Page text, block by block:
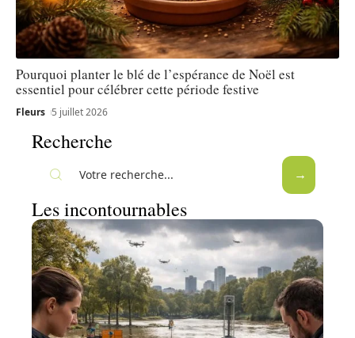
Pourquoi planter le blé de l’espérance de Noël est
essentiel pour célébrer cette période festive
Fleurs 5 juillet 2026
Recherche
Les incontournables